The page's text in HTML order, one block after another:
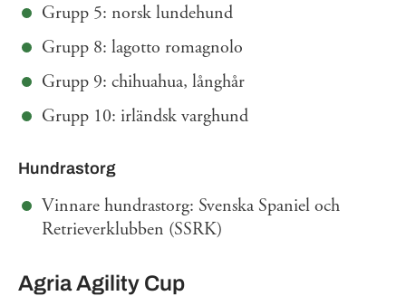
Grupp 5: norsk lundehund
Grupp 8: lagotto romagnolo
Grupp 9: chihuahua, långhår
Grupp 10: irländsk varghund
Hundrastorg
Vinnare hundrastorg: Svenska Spaniel och
Retrieverklubben (SSRK)
Agria Agility Cup